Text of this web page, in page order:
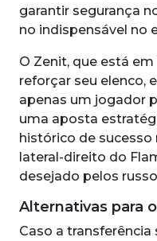
garantir segurança
no indispensável no
O Zenit, que está
reforçar seu elenco,
apenas um jogador
uma aposta
histórico de sucesso
lateral-direito do
desejado pelos
Alternativas para
Caso a transferência